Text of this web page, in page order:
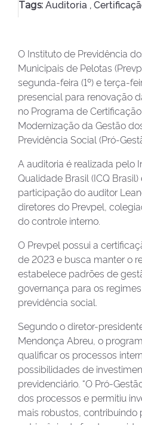
Tags: Auditoria ,
O Instituto de Previdência
Municipais de Pelotas
segunda-feira (1º) e terça-
presencial para renovação
no Programa de
Modernização da Gestão
Previdência Social (Pró-
A auditoria é realizada pelo
Qualidade Brasil (ICQ
participação do auditor
diretores do Prevpel,
do controle interno.
O Prevpel possui a
de 2023 e busca manter o
estabelece padrões de
governança para os
previdência social.
Segundo o diretor-
Mendonça Abreu, o
qualificar os processos
possibilidades de
previdenciário. “O Pró-
dos processos e permitiu
mais robustos,